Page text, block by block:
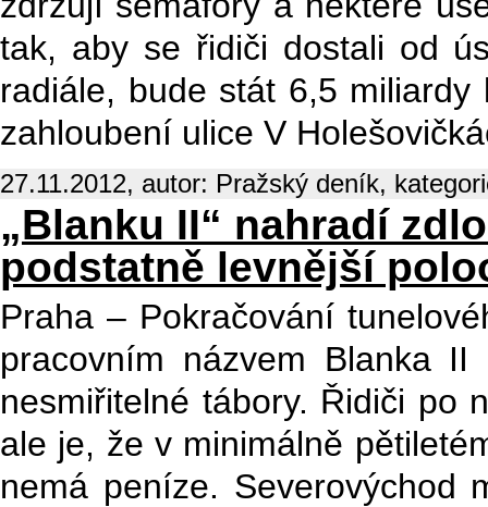
tak, aby se řidiči dostali od
radiále, bude stát 6,5
zahloubení ulice V
27.11.2012, autor: Pražský deník,
„Blanku II“ nahradí
podstatně levnější
Praha – Pokračování
pracovním názvem Blanka
nesmiřitelné tábory. Řidiči po
ale je, že v minimálně
nemá peníze. Severovýchod